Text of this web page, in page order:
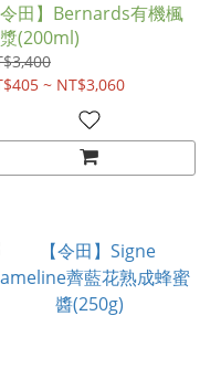
令田】Bernards有機楓
(200ml)
~ NT$3,060